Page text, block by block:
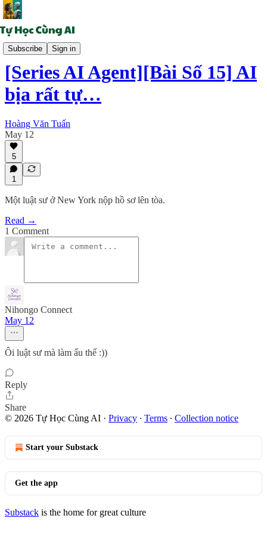
Subscribe Sign in
Cộng tác AI
[Series AI Agent][Bài Số 15] AI
bịa rất tự…
Hoàng Văn Tuấn
May 12
5
1
Một luật sư ở New York nộp hồ sơ lên tòa.
Read →
1 Comment
Nihongo Connect
May 12
Ôi luật sư mà làm ẩu thế :))
Reply
Share
© 2026 Tự Học Cùng AI · Privacy ∙ Terms ∙ Collection notice
Start your Substack
Get the app
Substack is the home for great culture